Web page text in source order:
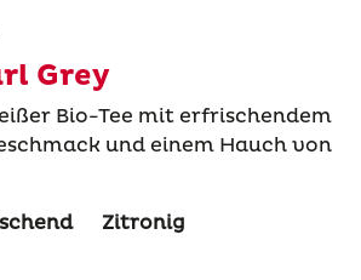
Grey
Bio-Tee mit erfrischendem
und einem Hauch von
Zitronig